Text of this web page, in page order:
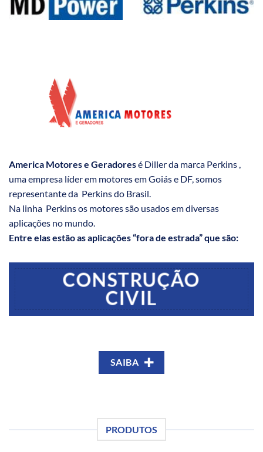
America Motores e Geradoresé Diller da marca Perkins ,
uma empresa líder em motores em Goiás e DF, somos
representante da Perkins do Brasil.
Na linha Perkins os motores são usados em diversas
aplicações no mundo.
Entre elas estão as aplicações “fora de estrada” que são:
CONSTRUÇÃO
CIVIL
SAIBA
PRODUTOS